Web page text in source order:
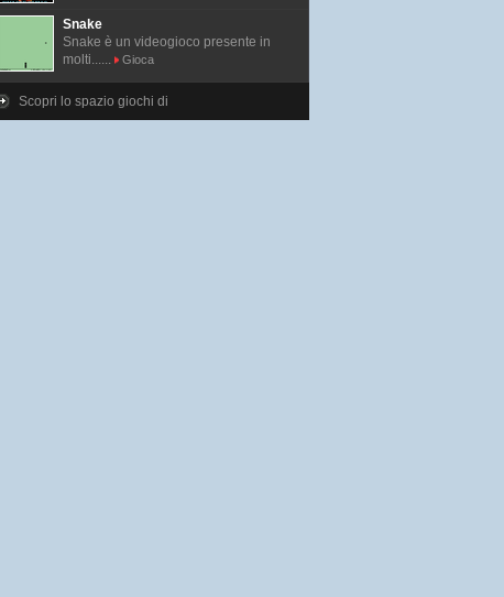
Snake
Snake è un videogioco presente in
molti......
Gioca
Scopri lo spazio giochi di